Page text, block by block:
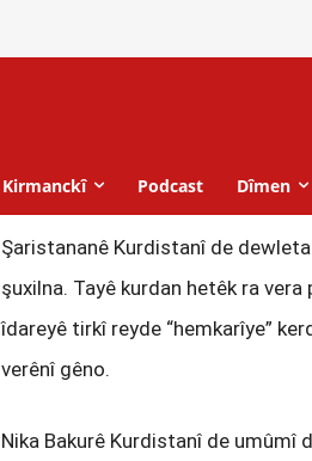
Kirmanckî Podcast Dîmen
Şaristananê Kurdistanî de
şuxilna. Tayê kurdan hetêk ra
îdareyê tirkî reyde “hemkarîye”
verênî gêno.
Nika Bakurê Kurdistanî de umûmî